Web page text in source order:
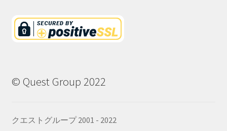
© Quest Group 2022
クエストグループ 2001 - 2022